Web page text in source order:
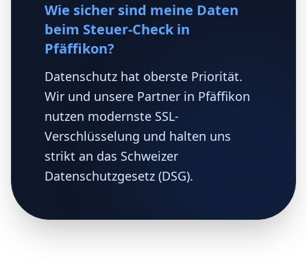
Wie sicher sind meine Daten
beim Steuer-Check in
Pfäffikon?
Datenschutz hat oberste Priorität.
Wir und unsere Partner in Pfäffikon
nutzen modernste SSL-
Verschlüsselung und halten uns
strikt an das Schweizer
Datenschutzgesetz (DSG).